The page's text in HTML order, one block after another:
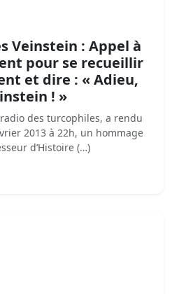
Veinstein : Appel à
pour se recueillir
et dire : « Adieu,
! »
des turcophiles, a rendu
2013 à 22h, un hommage
d’Histoire (…)